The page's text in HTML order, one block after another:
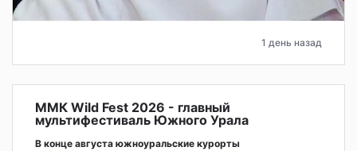
1 день назад
ММК Wild Fest 2026 - главный
мультифестиваль Южного Урала
В конце августа южноуральские курорты